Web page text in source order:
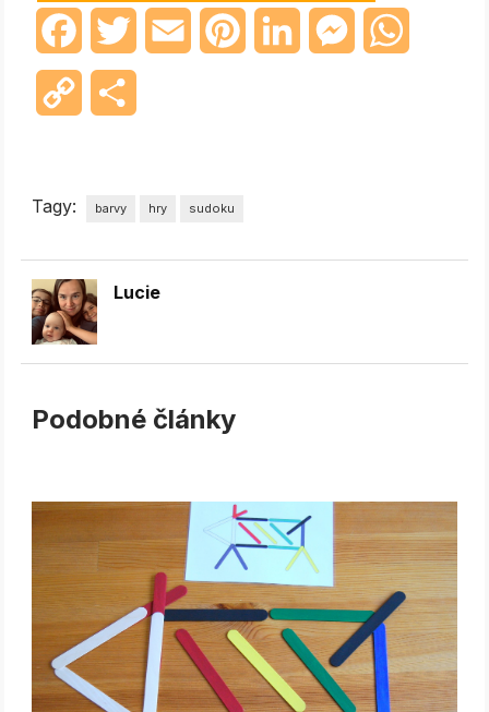
FacebookTwitter Email PinterestLinkedInMessenger
Copy
Tagy: barvy hry sudoku
Lucie
Podobné články